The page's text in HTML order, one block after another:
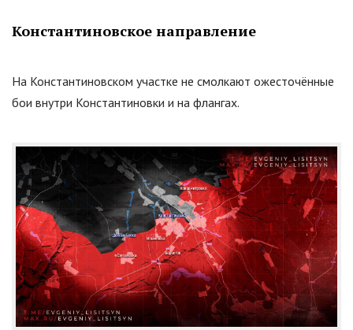
Константиновское направление
На Константиновском участке не смолкают ожесточённые
бои внутри Константиновки и на флангах.